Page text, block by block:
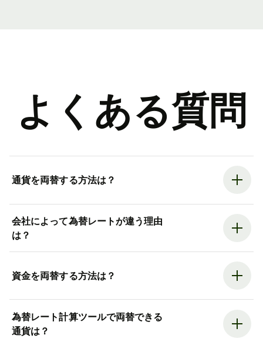
よくある質問
通貨を両替する方法は？
会社によって為替レートが違う理由
は？
資金を両替する方法は？
為替レート計算ツールで両替できる
通貨は？